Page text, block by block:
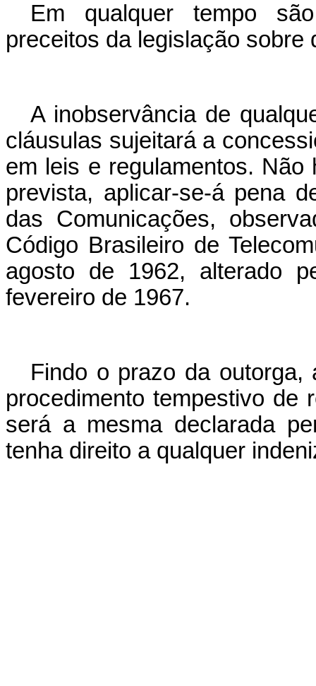
Em qualquer tempo
preceitos da legislação
A inobservância de
cláusulas sujeitará a
em leis e regulamentos. Não
prevista, aplicar-se-á pena
das Comunicações,
Código Brasileiro de
agosto de 1962, alterado
fevereiro de 1967.
Findo o prazo da
procedimento tempestivo de
será a mesma declarada
tenha direito a qualquer